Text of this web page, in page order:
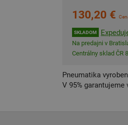
130,20 €
SKLADOM
Na predajni v
Centrálny sklad ČR
Pneumatika
V 95%